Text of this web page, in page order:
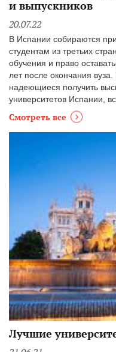
и выпускников
20.07.22
В Испании собираются
студентам из третьих
обучения и право
лет после окончания
надеющиеся получить
университетов Испании,
Смотреть все
Лучшие